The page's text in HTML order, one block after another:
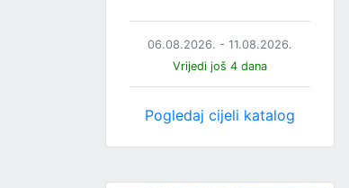
06.08.2026. - 11.08.2026.
Vrijedi još 4 dana
Pogledaj cijeli katalog